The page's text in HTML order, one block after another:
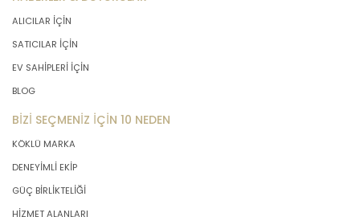
ALICILAR İÇİN
SATICILAR İÇİN
EV SAHİPLERİ İÇİN
BLOG
BİZİ SEÇMENİZ İÇİN 10 NEDEN
KÖKLÜ MARKA
DENEYİMLİ EKİP
GÜÇ BİRLİKTELİĞİ
HİZMET ALANLARI